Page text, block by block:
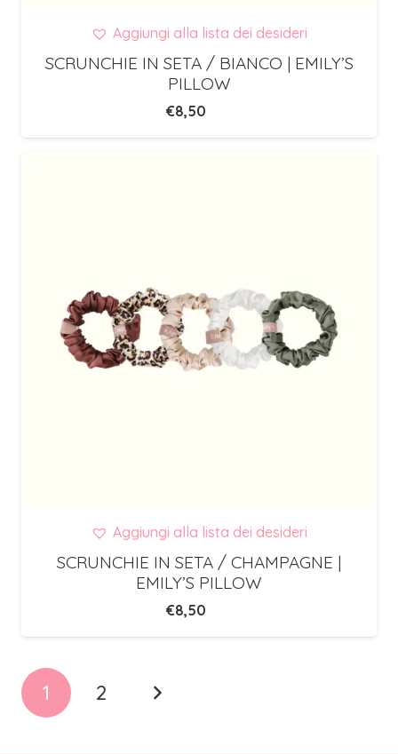
Aggiungi alla lista dei desideri
SCRUNCHIE IN SETA / BIANCO | EMILY’S
PILLOW
€8,50
Aggiungi alla lista dei desideri
SCRUNCHIE IN SETA / CHAMPAGNE |
EMILY’S PILLOW
€8,50
1 2